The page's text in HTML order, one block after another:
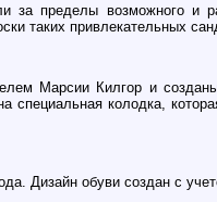
пределы возможного и
таких привлекательных
Марсии Килгор и
специальная колодка,
Дизайн обуви создан с